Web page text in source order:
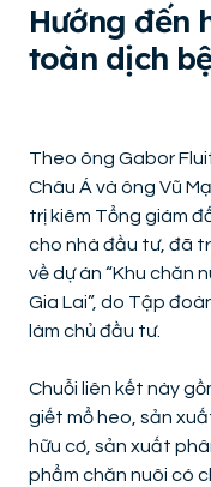
Hướng đến
toàn dịch
Theo ông Gabor
Châu Á và ông Vũ
trị kiêm Tổng giám
cho nhà đầu tư, đã
về dự án “Khu chăn
Gia Lai”, do Tập
làm chủ đầu tư.
Chuỗi liên kết này
giết mổ heo, sản
hữu cơ, sản xuất
phẩm chăn nuôi có